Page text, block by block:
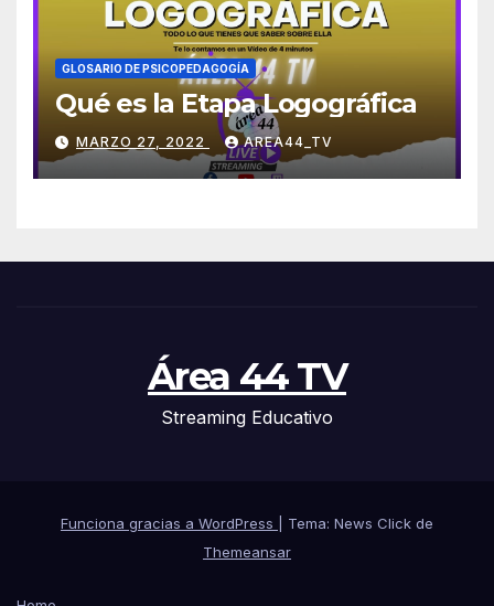
GLOSARIO DE PSICOPEDAGOGÍA
Qué es la Etapa Logográfica
MARZO 27, 2022 AREA44_TV
Área 44 TV
Streaming Educativo
Funciona gracias a WordPress
Tema: News Click de
Themeansar